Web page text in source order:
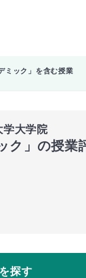
ミック」を含む授業
学大学院
ク」の授業
探す